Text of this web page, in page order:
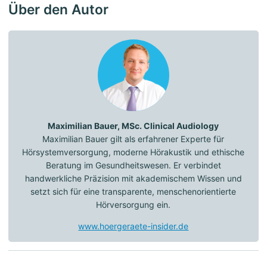
Über den Autor
Maximilian Bauer, MSc. Clinical Audiology
Maximilian Bauer gilt als erfahrener Experte für
Hörsystemversorgung, moderne Hörakustik und ethische
Beratung im Gesundheitswesen. Er verbindet
handwerkliche Präzision mit akademischem Wissen und
setzt sich für eine transparente, menschenorientierte
Hörversorgung ein.
www.hoergeraete-insider.de